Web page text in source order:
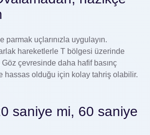
parmak uçlarınızla uygulayın.
hareketlerle T bölgesi üzerinde
çevresinde daha hafif basınç
hassas olduğu için kolay tahriş olabilir.
saniye mi, 60 saniye